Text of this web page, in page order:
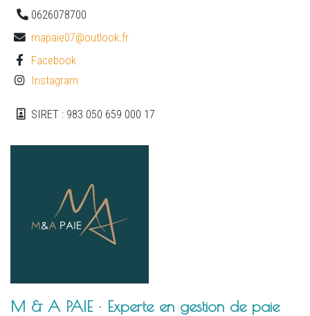
0626078700
mapaie07@outlook.fr
Facebook
Instagram
SIRET : 983 050 659 000 17
M & A PAIE · Experte en gestion de paie